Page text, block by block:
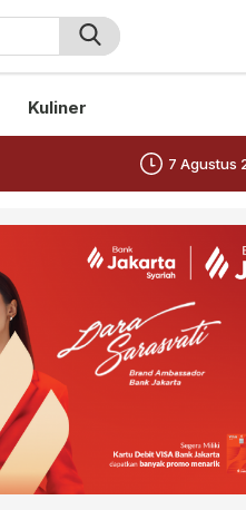
Kuliner
7 Agustus